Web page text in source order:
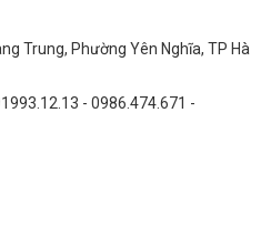
Trung, Phường Yên Nghĩa, TP Hà
- 0986.474.671 -